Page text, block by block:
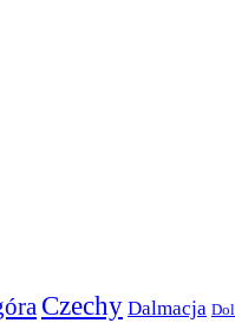
Czechy Dalmacja